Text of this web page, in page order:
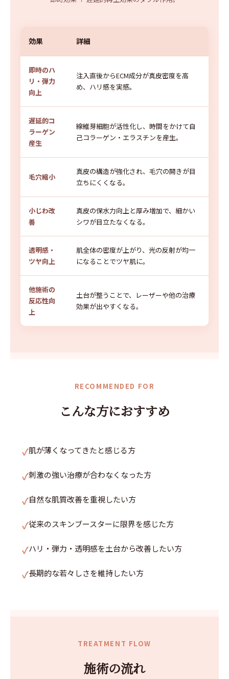
効果 詳細
即時のハ
リ・弾力
向上
注入直後からECM成分が真皮密度を高
め、ハリ感を実感。
遅延的コ
ラーゲン
産生
線維芽細胞が活性化し、時間をかけて自
己コラーゲン・エラスチンを産生。
毛穴縮小
真皮の構造が強化され、毛穴の開きが目
立ちにくくなる。
小じわ改
善
真皮の保水力向上と厚み増加で、細かい
シワが目立たなくなる。
透明感・
ツヤ向上
肌全体の密度が上がり、光の反射が均一
になることでツヤ肌に。
他施術の
反応性向
上
土台が整うことで、レーザーや他の治療
効果が出やすくなる。
RECOMMENDED FOR
こんな方におすすめ
肌が薄くなってきたと感じる方
刺激の強い治療が合わなくなった方
自然な肌質改善を重視したい方
従来のスキンブースターに限界を感じた方
ハリ・弾力・透明感を土台から改善したい方
長期的な若々しさを維持したい方
TREATMENT FLOW
施術の流れ